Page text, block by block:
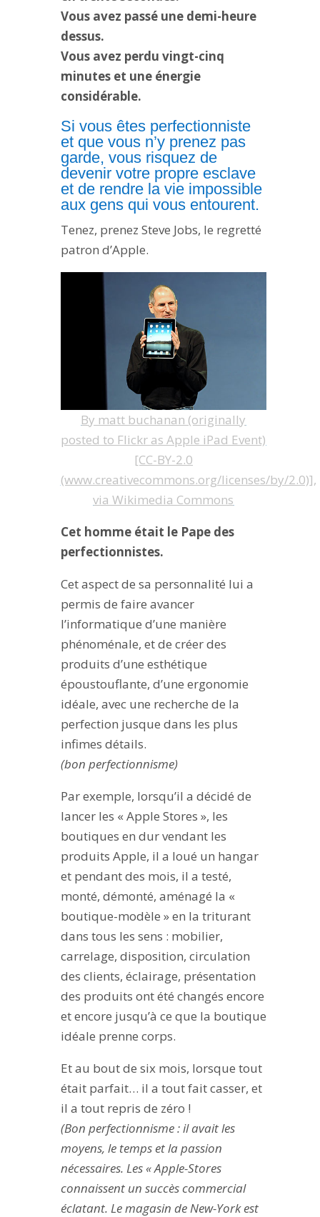
Vous avez passé une demi-heure
dessus.
Vous avez perdu vingt-cinq
minutes et une énergie
considérable.
Si vous êtes perfectionniste
et que vous n’y prenez pas
garde, vous risquez de
devenir votre propre esclave
et de rendre la vie impossible
aux gens qui vous entourent.
Tenez, prenez Steve Jobs, le regretté
patron d’Apple.
By matt buchanan (originally
posted to Flickr as Apple iPad Event)
[CC-BY-2.0
(www.creativecommons.org/licenses/by/2.0)],
via Wikimedia Commons
Cet homme était le Pape des
perfectionnistes.
Cet aspect de sa personnalité lui a
permis de faire avancer
l’informatique d’une manière
phénoménale, et de créer des
produits d’une esthétique
époustouflante, d’une ergonomie
idéale, avec une recherche de la
perfection jusque dans les plus
infimes détails.
(bon perfectionnisme)
Par exemple, lorsqu’il a décidé de
lancer les « Apple Stores », les
boutiques en dur vendant les
produits Apple, il a loué un hangar
et pendant des mois, il a testé,
monté, démonté, aménagé la «
boutique-modèle » en la triturant
dans tous les sens : mobilier,
carrelage, disposition, circulation
des clients, éclairage, présentation
des produits ont été changés encore
et encore jusqu’à ce que la boutique
idéale prenne corps.
Et au bout de six mois, lorsque tout
était parfait… il a tout fait casser, et
il a tout repris de zéro !
(Bon perfectionnisme : il avait les
moyens, le temps et la passion
nécessaires. Les « Apple-Stores
connaissent un succès commercial
éclatant. Le magasin de New-York est